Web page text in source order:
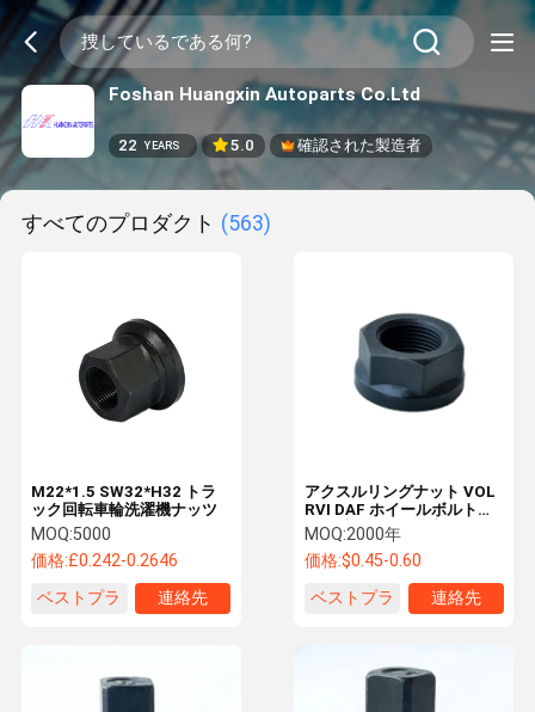
Foshan Huangxin Autoparts Co.Ltd
22 YEARS 5.0 確認された製造者
すべてのプロダクト (563)
M22*1.5 SW32*H32 トラ
ック回転車輪洗濯機ナッツ
MOQ:5000
価格:£0.242-0.2646
ベストプラ
連絡先
アクスルリングナット VOL
RVI DAF ホイールボルトナ
ット 大型トラック部品用
MOQ:2000年
価格:$0.45-0.60
ベストプラ
連絡先